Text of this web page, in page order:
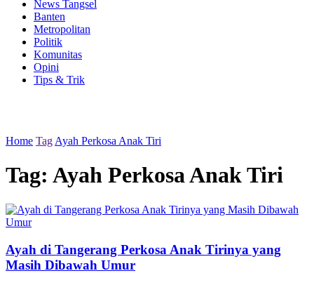
News Tangsel
Banten
Metropolitan
Politik
Komunitas
Opini
Tips & Trik
Home Tag Ayah Perkosa Anak Tiri
Tag: Ayah Perkosa Anak Tiri
Ayah di Tangerang Perkosa Anak Tirinya yang
Masih Dibawah Umur